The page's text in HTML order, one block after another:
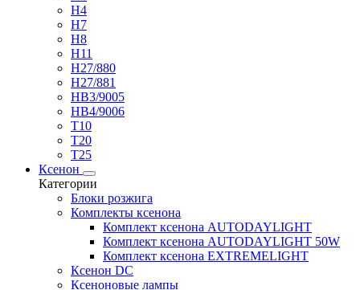
H4
H7
H8
H11
H27/880
H27/881
HB3/9005
HB4/9006
T10
T20
T25
Ксенон
Категории
Блоки розжига
Комплекты ксенона
Комплект ксенона AUTODAYLIGHT
Комплект ксенона AUTODAYLIGHT 50W
Комплект ксенона EXTREMELIGHT
Ксенон DC
Ксеноновые лампы